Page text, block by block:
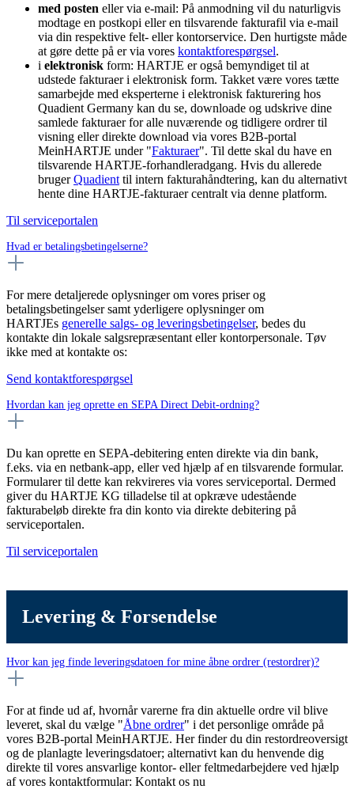
med posten eller via e-mail: På anmodning vil du naturligvis
modtage en postkopi eller en tilsvarende fakturafil via e-mail
via din respektive felt- eller kontorservice. Den hurtigste måde
at gøre dette på er via vores kontaktforespørgsel.
i elektronisk form: HARTJE er også bemyndiget til at
udstede fakturaer i elektronisk form. Takket være vores tætte
samarbejde med eksperterne i elektronisk fakturering hos
Quadient Germany kan du se, downloade og udskrive dine
samlede fakturaer for alle nuværende og tidligere ordrer til
visning eller direkte download via vores B2B-portal
MeinHARTJE under "Fakturaer". Til dette skal du have en
tilsvarende HARTJE-forhandleradgang. Hvis du allerede
brugerQuadient til intern fakturahåndtering, kan du alternativt
hente dine HARTJE-fakturaer centralt via denne platform.
Til serviceportalen
Hvad er betalingsbetingelserne?
For mere detaljerede oplysninger om vores priser og
betalingsbetingelser samt yderligere oplysninger om
HARTJEs generelle salgs- og leveringsbetingelser, bedes du
kontakte din lokale salgsrepræsentant eller kontorpersonale. Tøv
ikke med at kontakte os:
Send kontaktforespørgsel
Hvordan kan jeg oprette en SEPA Direct Debit-ordning?
Du kan oprette en SEPA-debitering enten direkte via din bank,
f.eks. via en netbank-app, eller ved hjælp af en tilsvarende formular.
Formularer til dette kan rekvireres via vores serviceportal. Dermed
giver du HARTJE KG tilladelse til at opkræve udestående
fakturabeløb direkte fra din konto via direkte debitering på
serviceportalen.
Til serviceportalen
Levering & Forsendelse
Hvor kan jeg finde leveringsdatoen for mine åbne ordrer (restordrer)?
For at finde ud af, hvornår varerne fra din aktuelle ordre vil blive
leveret, skal du vælge "Åbne ordrer" i det personlige område på
vores B2B-portal MeinHARTJE. Her finder du din restordreoversigt
og de planlagte leveringsdatoer; alternativt kan du henvende dig
direkte til vores ansvarlige kontor- eller feltmedarbejdere ved hjælp
af vores kontaktformular: Kontakt os nu